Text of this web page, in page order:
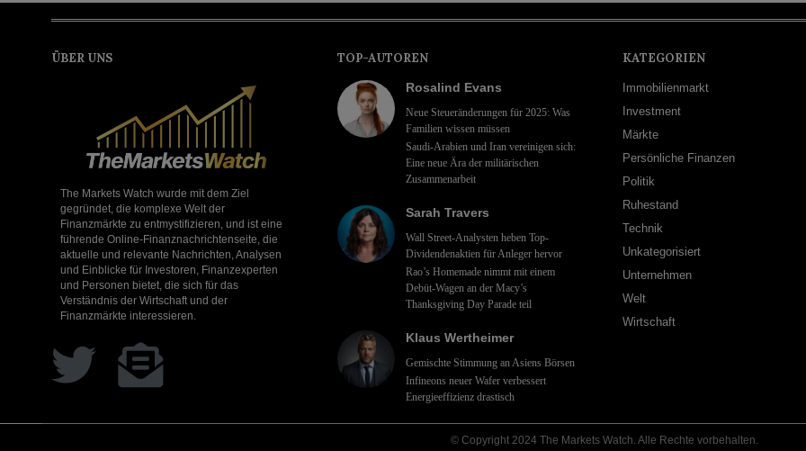
ÜBER UNS
The Markets Watch wurde mit dem Ziel
gegründet, die komplexe Welt der
Finanzmärkte zu entmystifizieren, und ist eine
führende Online-Finanznachrichtenseite, die
aktuelle und relevante Nachrichten, Analysen
und Einblicke für Investoren, Finanzexperten
und Personen bietet, die sich für das
Verständnis der Wirtschaft und der
Finanzmärkte interessieren.
TOP-AUTOREN
Rosalind Evans
Neue Steueränderungen für 2025: Was
Familien wissen müssen
Saudi-Arabien und Iran vereinigen sich:
Eine neue Ära der militärischen
Zusammenarbeit
Sarah Travers
Wall Street-Analysten heben Top-
Dividendenaktien für Anleger hervor
Rao’s Homemade nimmt mit einem
Debüt-Wagen an der Macy’s
Thanksgiving Day Parade teil
Klaus Wertheimer
Gemischte Stimmung an Asiens Börsen
Infineons neuer Wafer verbessert
Energieeffizienz drastisch
KATEGORIEN
Immobilienmarkt
Investment
Märkte
Persönliche Finanzen
Politik
Ruhestand
Technik
Unkategorisiert
Unternehmen
Welt
Wirtschaft
© Copyright 2024 The Markets Watch. Alle Rechte vorbehalten.